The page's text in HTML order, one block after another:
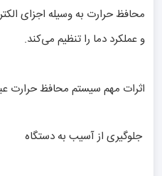
محافظ حرارت به وسیله اجزای
و عملکرد دما را تنظیم می‌کند.
اثرات مهم سیستم محافظ حرارت
جلوگیری از آسیب به دستگاه